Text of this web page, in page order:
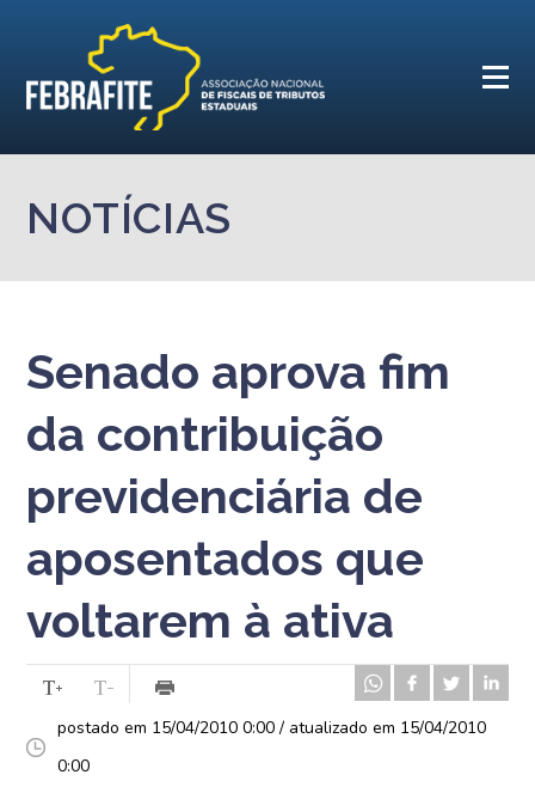
NOTÍCIAS
Senado aprova fim
da contribuição
previdenciária de
aposentados que
voltarem à ativa
postado em 15/04/2010 0:00 / atualizado em 15/04/2010
0:00